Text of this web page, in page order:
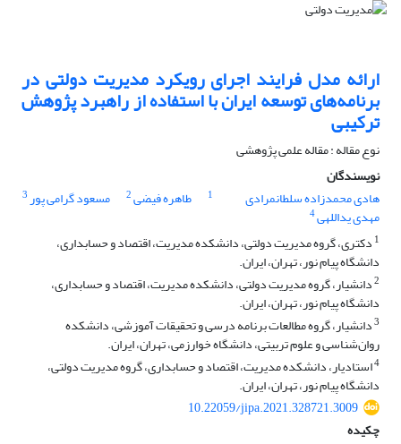
ارائه مدل فرایند اجرای رویکرد مدیریت دولتی در
برنامه‌های توسعه ایران با استفاده از راهبرد پژوهش
ترکیبی
نوع مقاله : مقاله علمی پژوهشی
نویسندگان
هادی محمدزاده سلطانمرادی
1 طاهره فیضی2 مسعود گرامی پور3
مهدی یداللهی4
1 دکتری، گروه مدیریت دولتی، دانشکده مدیریت، اقتصاد و حسابداری،
دانشگاه پیام نور، تهران، ایران.
2دانشیار، گروه مدیریت دولتی، دانشکده مدیریت، اقتصاد و حسابداری،
دانشگاه پیام نور، تهران، ایران.
3دانشیار، گروه مطالعات برنامه درسی و تحقیقات آموزشی، دانشکده
روان‌شناسی و علوم تربیتی، دانشگاه خوارزمی، تهران، ایران.
4استادیار، دانشکده مدیریت، اقتصاد و حسابداری، گروه مدیریت دولتی،
دانشگاه پیام نور، تهران، ایران.
10.22059/jipa.2021.328721.3009
چکیده